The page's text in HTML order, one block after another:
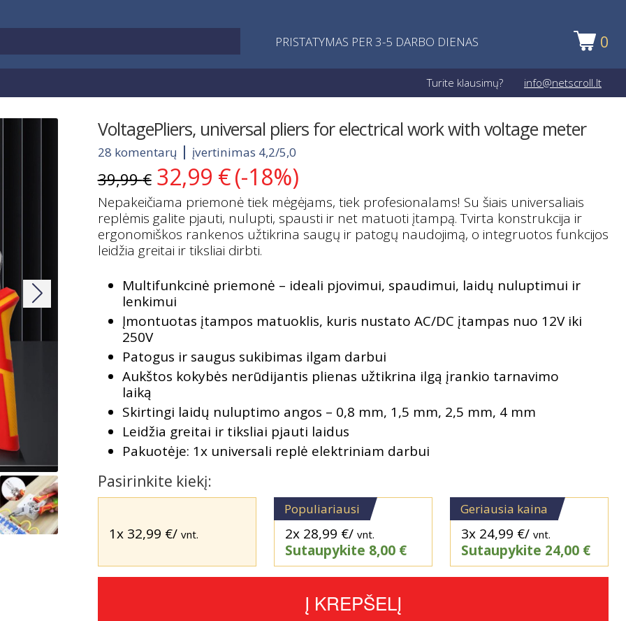
PRISTATYMAS PER 3-5 DARBO DIENAS 0
Turite klausimų? info@netscroll.lt
VoltagePliers, universal pliers for electrical work with voltage meter
28 komentarų įvertinimas 4,2/5,0
39,99€ Original
price
was:
39,99 €.
32,99 €Current
price
is:
32,99 €.
(-18%)
Pasirinkite kiekį:
1x 32,99 €/ vnt.
Populiariausi
2x 28,99 €/ vnt.
Sutaupykite 8,00 €
Geriausia kaina
3x 24,99 €/ vnt.
Sutaupykite 24,00 €
Į KREPŠELĮ
Nepakeičiama priemonė tiek mėgėjams, tiek profesionalams! Su šiais universaliais
replėmis galite pjauti, nulupti, spausti ir net matuoti įtampą. Tvirta konstrukcija ir
ergonomiškos rankenos užtikrina saugų ir patogų naudojimą, o integruotos funkcijos
leidžia greitai ir tiksliai dirbti.
Multifunkcinė priemonė – ideali pjovimui, spaudimui, laidų nuluptimui ir
lenkimui
Įmontuotas įtampos matuoklis, kuris nustato AC/DC įtampas nuo 12V iki
250V
Patogus ir saugus sukibimas ilgam darbui
Aukštos kokybės nerūdijantis plienas užtikrina ilgą įrankio tarnavimo
laiką
Skirtingi laidų nuluptimo angos – 0,8 mm, 1,5 mm, 2,5 mm, 4 mm
Leidžia greitai ir tiksliai pjauti laidus
Pakuotėje: 1x universali replė elektriniam darbui